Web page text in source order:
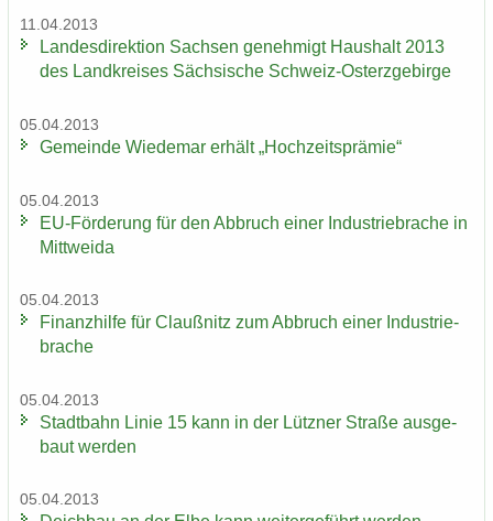
11.04.2013
Lan­des­di­rek­ti­on Sach­sen ge­neh­migt Haus­halt 2013
des Land­krei­ses Säch­si­sche Schweiz-​Osterzgebirge
05.04.2013
Ge­mein­de Wie­de­mar er­hält „Hoch­zeits­prä­mie“
05.04.2013
EU-​Förderung für den Ab­bruch einer In­dus­trie­bra­che in
Mitt­wei­da
05.04.2013
Fi­nanz­hil­fe für Clau­ß­nitz zum Ab­bruch einer In­dus­trie­
bra­che
05.04.2013
Stadt­bahn Linie 15 kann in der Lütz­ner Stra­ße aus­ge­
baut wer­den
05.04.2013